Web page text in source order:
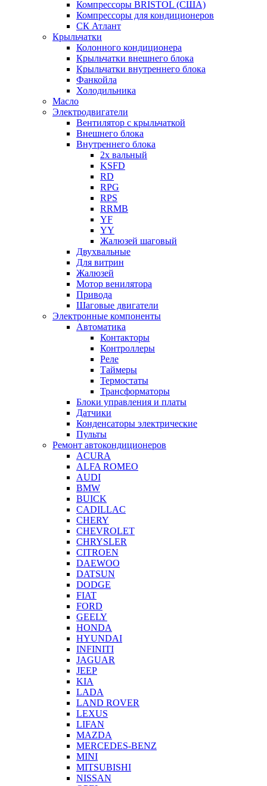
Компрессоры BRISTOL (США)
Компрессоры для кондиционеров
СК Атлант
Крыльчатки
Колонного кондиционера
Крыльчатки внешнего блока
Крыльчатки внутреннего блока
Фанкойла
Холодильника
Масло
Электродвигатели
Вентилятор с крыльчаткой
Внешнего блока
Внутреннего блока
2х вальный
KSFD
RD
RPG
RPS
RRMB
YF
YY
Жалюзей шаговый
Двухвальные
Для витрин
Жалюзей
Мотор венилятора
Привода
Шаговые двигатели
Электронные компоненты
Автоматика
Контакторы
Контроллеры
Реле
Таймеры
Термостаты
Трансформаторы
Блоки управления и платы
Датчики
Конденсаторы электрические
Пульты
Ремонт автокондиционеров
ACURA
ALFA ROMEO
AUDI
BMW
BUICK
CADILLAC
CHERY
CHEVROLET
CHRYSLER
CITROEN
DAEWOO
DATSUN
DODGE
FIAT
FORD
GEELY
HONDA
HYUNDAI
INFINITI
JAGUAR
JEEP
KIA
LADA
LAND ROVER
LEXUS
LIFAN
MAZDA
MERCEDES-BENZ
MINI
MITSUBISHI
NISSAN